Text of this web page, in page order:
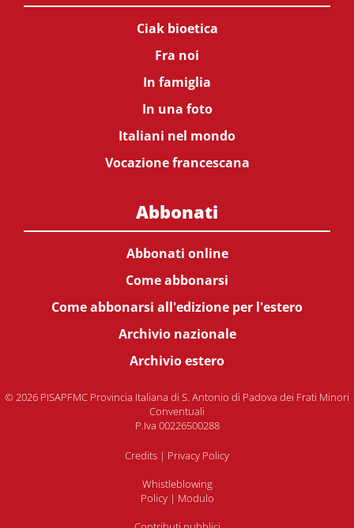
Ciak bioetica
Fra noi
In famiglia
In una foto
Italiani nel mondo
Vocazione francescana
Abbonati
Abbonati online
Come abbonarsi
Come abbonarsi all'edizione per l'estero
Archivio nazionale
Archivio estero
© 2026 PISAPFMC Provincia Italiana di S. Antonio di Padova dei Frati Minori
Conventuali
P.Iva 00226500288
Credits | Privacy Policy
Whistleblowing
Policy| Modulo